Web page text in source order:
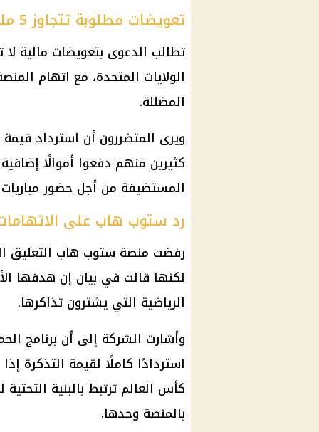
تعويضات مطلوبة تتجاوز 5 ملايين دولار
الولايات المتحدة، مع اتهام
المضللة.
ويرى المتضررون أن استرداد قيمة
كثيرين منهم دفعوا أموالًا
المستضيفة من أجل حضور
رد ستوب هاب على
رفضت منصة ستوب هاب التعليق
لكنها قالت في بيان إن هدفها
الرياضية التي يشترون تذاكرها.
وأشارت الشركة إلى أن برنامج
استردادًا كاملًا لقيمة التذكرة
كأس العالم ترتبط بالبنية
بالمنصة وحدها.